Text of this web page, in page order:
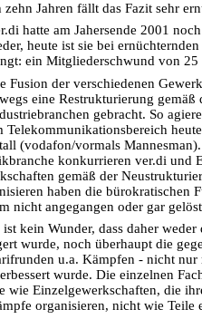
zehn Jahren fällt das Fazit sehr
hatte am Jahersende 2001
heute ist sie bei
ein Mitgliederschwund von 25
Fusion der verschiedenen
eine Restrukturierung gemäß
gebracht. So
Telekommunikationsbereich
(vodafon/vormals
konkurrieren ver.di und
gemäß der
haben die bürokratischen
nicht angegangen oder gar
ist kein Wunder, dass daher
wurde, noch überhaupt die
u.a. Kämpfen - nicht
wurde. Die einzelnen
wie Einzelgewerkschaften, die
organisieren, nicht wie Teile